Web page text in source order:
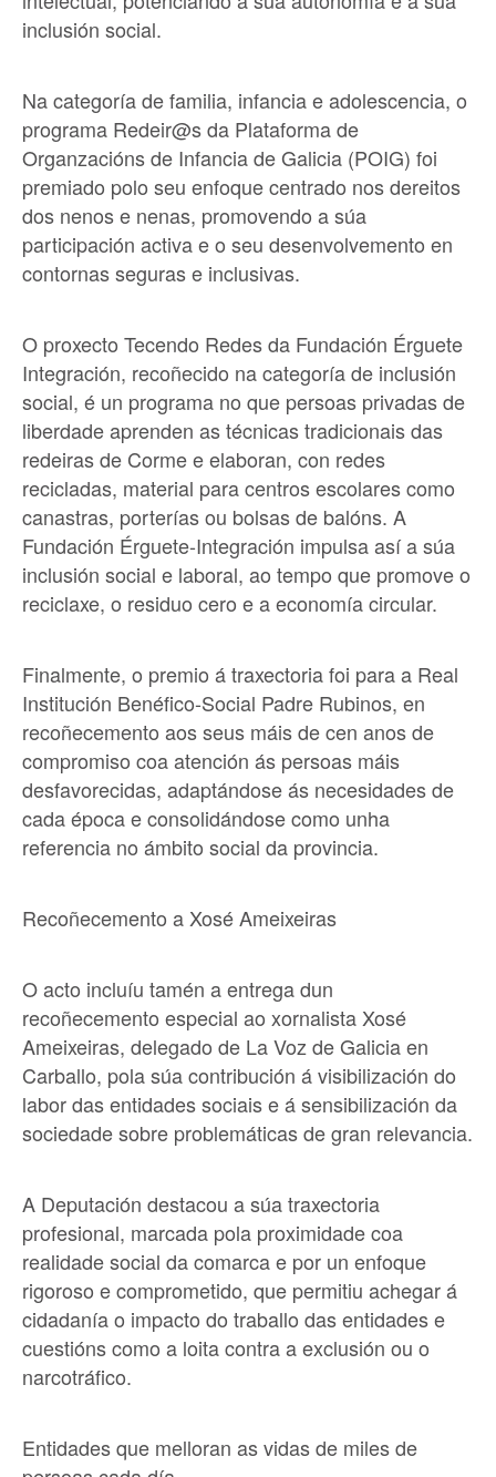
inclusión social.
Na categoría de familia, infancia e adolescencia, o
programa Redeir@s da Plataforma de
Organzacións de Infancia de Galicia (POIG) foi
premiado polo seu enfoque centrado nos dereitos
dos nenos e nenas, promovendo a súa
participación activa e o seu desenvolvemento en
contornas seguras e inclusivas.
O proxecto Tecendo Redes da Fundación Érguete
Integración, recoñecido na categoría de inclusión
social, é un programa no que persoas privadas de
liberdade aprenden as técnicas tradicionais das
redeiras de Corme e elaboran, con redes
recicladas, material para centros escolares como
canastras, porterías ou bolsas de balóns. A
Fundación Érguete-Integración impulsa así a súa
inclusión social e laboral, ao tempo que promove o
reciclaxe, o residuo cero e a economía circular.
Finalmente, o premio á traxectoria foi para a Real
Institución Benéfico-Social Padre Rubinos, en
recoñecemento aos seus máis de cen anos de
compromiso coa atención ás persoas máis
desfavorecidas, adaptándose ás necesidades de
cada época e consolidándose como unha
referencia no ámbito social da provincia.
Recoñecemento a Xosé Ameixeiras
O acto incluíu tamén a entrega dun
recoñecemento especial ao xornalista Xosé
Ameixeiras, delegado de La Voz de Galicia en
Carballo, pola súa contribución á visibilización do
labor das entidades sociais e á sensibilización da
sociedade sobre problemáticas de gran relevancia.
A Deputación destacou a súa traxectoria
profesional, marcada pola proximidade coa
realidade social da comarca e por un enfoque
rigoroso e comprometido, que permitiu achegar á
cidadanía o impacto do traballo das entidades e
cuestións como a loita contra a exclusión ou o
narcotráfico.
Entidades que melloran as vidas de miles de